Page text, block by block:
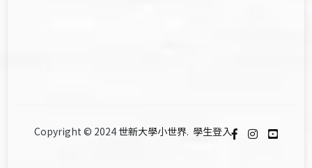
Copyright © 2024 世新大學小世界. 學生登入